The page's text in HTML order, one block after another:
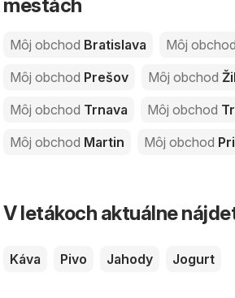
mestách
Môj obchod Bratislava Môj obchod
Môj obchod Prešov Môj obchod
Môj obchod Trnava Môj obchod
Môj obchod Martin Môj obchod
V letákoch aktuálne
Káva Pivo Jahody Jogurt